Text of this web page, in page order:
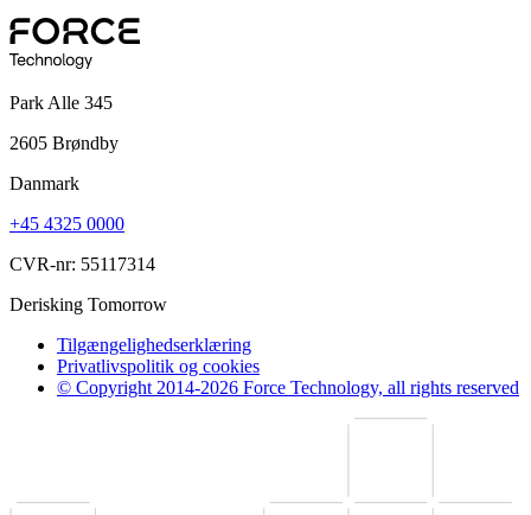
Park Alle 345
2605 Brøndby
Danmark
+45 4325 0000
CVR-nr: 55117314
Derisking Tomorrow
Tilgængelighedserklæring
Privatlivspolitik og cookies
© Copyright 2014-2026 Force Technology, all rights reserved